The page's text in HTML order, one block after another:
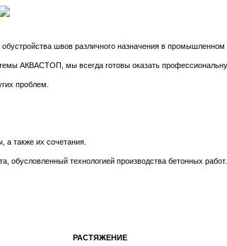
швов различного назначения в промышленном
АКВАСТОП, мы всегда готовы оказать
проблем.
а также их сочетания.
обусловленный технологией производства бетонных работ.
РАСТЯЖЕНИЕ